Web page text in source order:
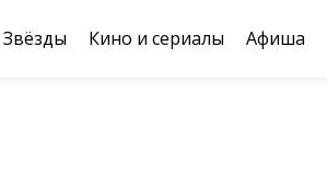
Звёзды Кино и сериалы Афиша